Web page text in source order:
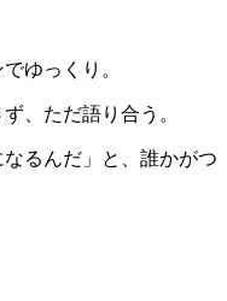
ゆっくり。
、ただ語り合う。
なるんだ」と、誰かがつ